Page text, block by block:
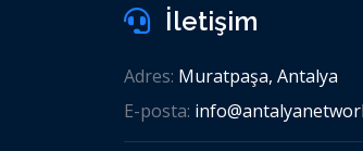
İletişim
Adres: Muratpaşa, Antalya
E-posta: